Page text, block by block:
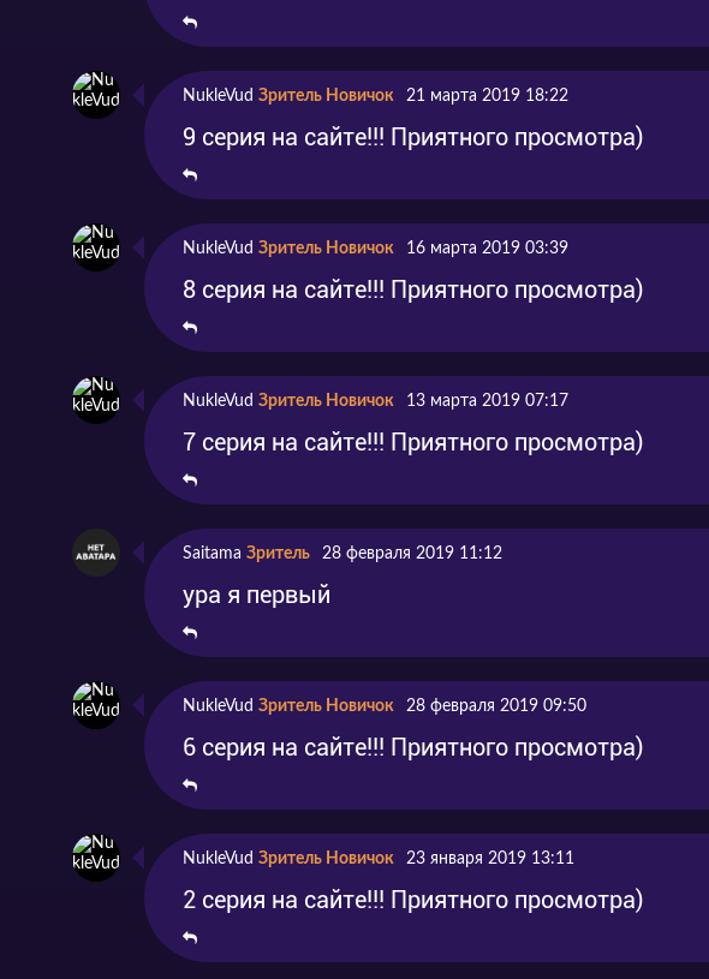
NukleVud Зритель Новичок 21 марта 2019 18:22
9 серия на сайте!!! Приятного просмотра)
NukleVud Зритель Новичок 16 марта 2019 03:39
8 серия на сайте!!! Приятного просмотра)
NukleVud Зритель Новичок 13 марта 2019 07:17
7 серия на сайте!!! Приятного просмотра)
Saitama Зритель 28 февраля 2019 11:12
ура я первый
NukleVud Зритель Новичок 28 февраля 2019 09:50
6 серия на сайте!!! Приятного просмотра)
NukleVud Зритель Новичок 23 января 2019 13:11
2 серия на сайте!!! Приятного просмотра)